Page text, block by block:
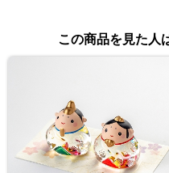
この商品を見た人